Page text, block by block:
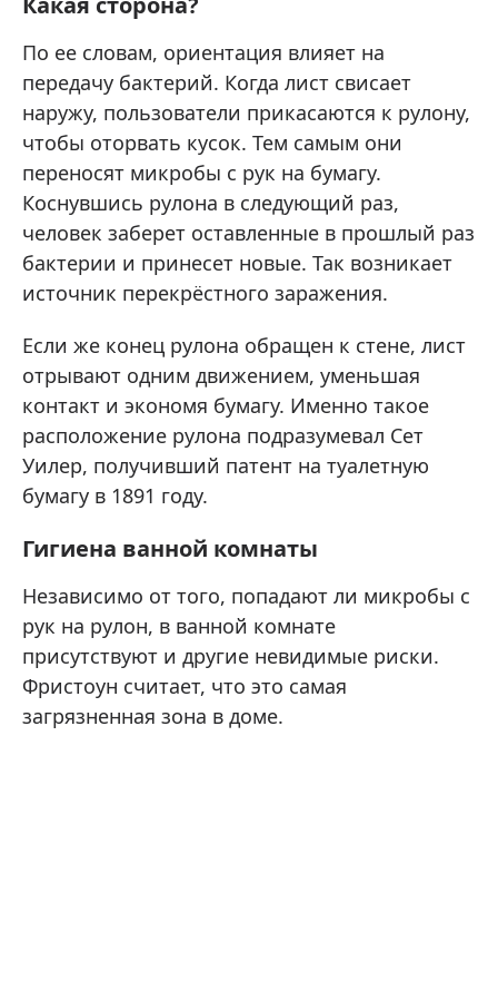
По ее словам, ориентация влияет на
передачу бактерий. Когда лист свисает
наружу, пользователи прикасаются к рулону,
чтобы оторвать кусок. Тем самым они
переносят микробы с рук на бумагу.
Коснувшись рулона в следующий раз,
человек заберет оставленные в прошлый раз
бактерии и принесет новые. Так возникает
источник перекрёстного заражения.
Если же конец рулона обращен к стене, лист
отрывают одним движением, уменьшая
контакт и экономя бумагу. Именно такое
расположение рулона подразумевал Сет
Уилер, получивший патент на туалетную
бумагу в 1891 году.
Гигиена ванной комнаты
Независимо от того, попадают ли микробы с
рук на рулон, в ванной комнате
присутствуют и другие невидимые риски.
Фристоун считает, что это самая
загрязненная зона в доме.